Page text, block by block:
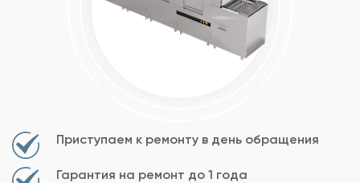
Приступаем к ремонту в день обращения
Гарантия на ремонт до 1 года